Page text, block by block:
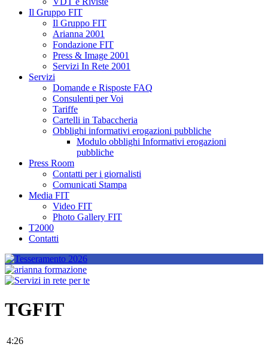
Il Gruppo FIT
Il Gruppo FIT
Arianna 2001
Fondazione FIT
Press & Image 2001
Servizi In Rete 2001
Servizi
Domande e Risposte FAQ
Consulenti per Voi
Tariffe
Cartelli in Tabaccheria
Obblighi informativi erogazioni pubbliche
Modulo obblighi Informativi erogazioni
pubbliche
Press Room
Contatti per i giornalisti
Comunicati Stampa
Media FIT
Video FIT
Photo Gallery FIT
T2000
Contatti
TGFIT
4:26